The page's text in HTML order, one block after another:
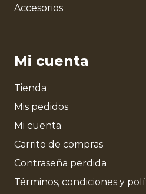
Accesorios
Mi cuenta
Tienda
Mis pedidos
Mi cuenta
Carrito de compras
Contraseña perdida
Términos, condiciones y